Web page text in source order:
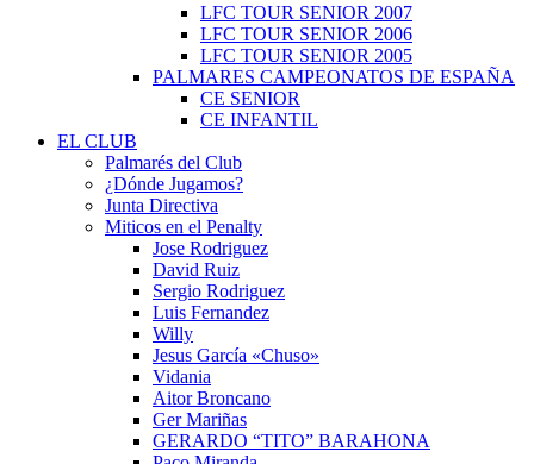
LFC TOUR SENIOR 2007
LFC TOUR SENIOR 2006
LFC TOUR SENIOR 2005
PALMARES CAMPEONATOS DE ESPAÑA
CE SENIOR
CE INFANTIL
EL CLUB
Palmarés del Club
¿Dónde Jugamos?
Junta Directiva
Miticos en el Penalty
Jose Rodriguez
David Ruiz
Sergio Rodriguez
Luis Fernandez
Willy
Jesus García «Chuso»
Vidania
Aitor Broncano
Ger Mariñas
GERARDO “TITO” BARAHONA